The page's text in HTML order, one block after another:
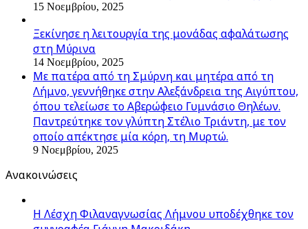
15 Νοεμβρίου, 2025
Ξεκίνησε η λειτουργία της μονάδας αφαλάτωσης
στη Μύρινα
14 Νοεμβρίου, 2025
Με πατέρα από τη Σμύρνη και μητέρα από τη
Λήμνο, γεννήθηκε στην Αλεξάνδρεια της Αιγύπτου,
όπου τελείωσε το Αβερώφειο Γυμνάσιο Θηλέων.
Παντρεύτηκε τον γλύπτη Στέλιο Τριάντη, με τον
οποίο απέκτησε μία κόρη, τη Μυρτώ.
9 Νοεμβρίου, 2025
Ανακοινώσεις
Η Λέσχη Φιλαναγνωσίας Λήμνου υποδέχθηκε τον